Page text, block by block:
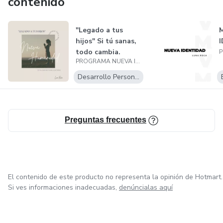
ABANDONO, RECHAZO, HUMILLACIÓN, TRAICIÓN E
INJUSTICIA(EN ESE ORDEN)
SOY COACHIN SISTÉMICO Y DESCODIFICADORA
MENTORA DE PERSONAS CON HERIDAS DE
REIKISTA Y ALUMNA DIARIA DE UN CURSO DE
"Legado a tus
hijos" Si tú sanas,
todo cambia.
PROGRAMA NUEVA IDENTIDAD DE LUNA ROCA
Desarrollo Personal
Preguntas frecuentes
El contenido de este producto no representa la opinión de Hotmart.
Si ves informaciones inadecuadas, denúncialas aquí